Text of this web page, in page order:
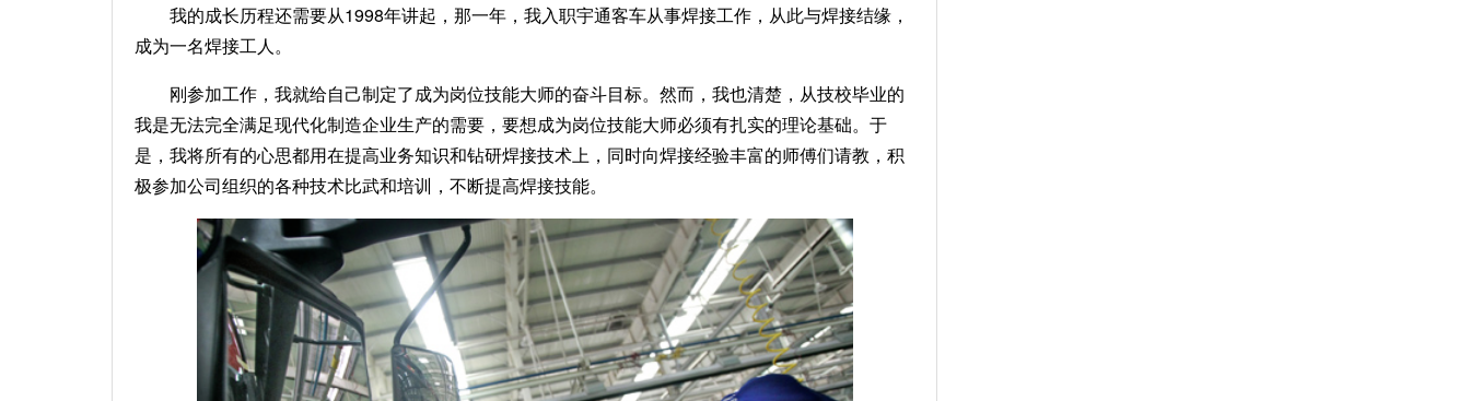
我的成长历程还需要从1998年讲起，那一年，我入职宇通客车从事焊接工作，从此与焊接结缘，
成为一名焊接工人。
刚参加工作，我就给自己制定了成为岗位技能大师的奋斗目标。然而，我也清楚，从技校毕业的
我是无法完全满足现代化制造企业生产的需要，要想成为岗位技能大师必须有扎实的理论基础。于
是，我将所有的心思都用在提高业务知识和钻研焊接技术上，同时向焊接经验丰富的师傅们请教，积
极参加公司组织的各种技术比武和培训，不断提高焊接技能。